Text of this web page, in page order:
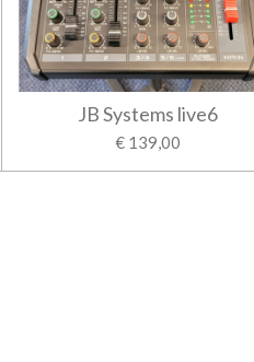
JB Systems live6
€ 139,00